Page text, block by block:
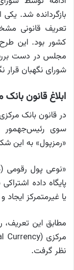
بازگردانده شد.
تعریف قانونی
کشور بود. این
مجلس در دست
شورای نگهبان قرار
ابلاغ قانون بانک
سوی رئیس‌جهمور
«رمزپول» به این
«نوعی پول رقومی
پایگاه داده
یا غیرمتمرکز
مطابق این تعریف،
نظر گرفت.